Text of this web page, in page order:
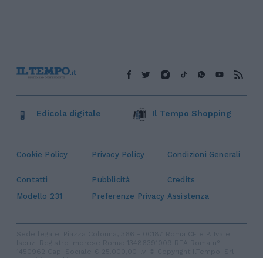
Cookie Policy Privacy Policy Condizioni Generali
Contatti Pubblicità
Credits
Modello 231
Preferenze Privacy Assistenza
Edicola digitale Il Tempo Shopping